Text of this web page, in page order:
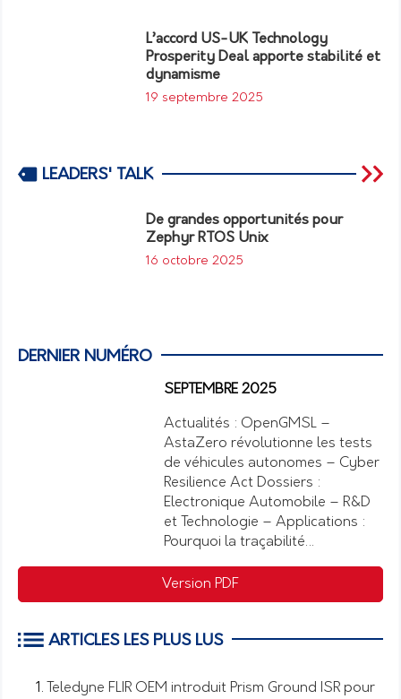
L’accord US-UK Technology
Prosperity Deal apporte stabilité et
dynamisme
19 septembre 2025
LEADERS' TALK
De grandes opportunités pour
Zephyr RTOS Unix
16 octobre 2025
DERNIER NUMÉRO
SEPTEMBRE 2025
Actualités : OpenGMSL –
AstaZero révolutionne les tests
de véhicules autonomes – Cyber
Resilience Act Dossiers :
Electronique Automobile – R&D
et Technologie – Applications :
Pourquoi la traçabilité…
Version PDF
ARTICLES LES PLUS LUS
Teledyne FLIR OEM introduit Prism Ground ISR pour